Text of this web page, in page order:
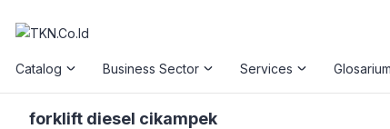
Catalog Business Sector Services Glosarium
forklift diesel cikampek